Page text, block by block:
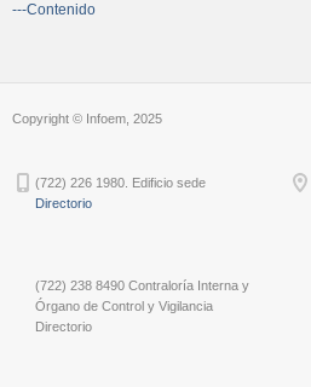
---Contenido
Copyright © Infoem, 2025
(722) 226 1980. Edificio sede
Directorio
(722) 238 8490 Contraloría Interna y
Órgano de Control y Vigilancia
Directorio